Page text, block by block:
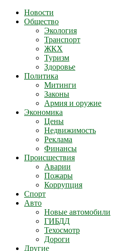
Новости
Общество
Экология
Транспорт
ЖКХ
Туризм
Здоровье
Политика
Митинги
Законы
Армия и оружие
Экономика
Цены
Недвижимость
Реклама
Финансы
Происшествия
Аварии
Пожары
Коррупция
Спорт
Авто
Новые автомобили
ГИБДД
Техосмотр
Дороги
Другие